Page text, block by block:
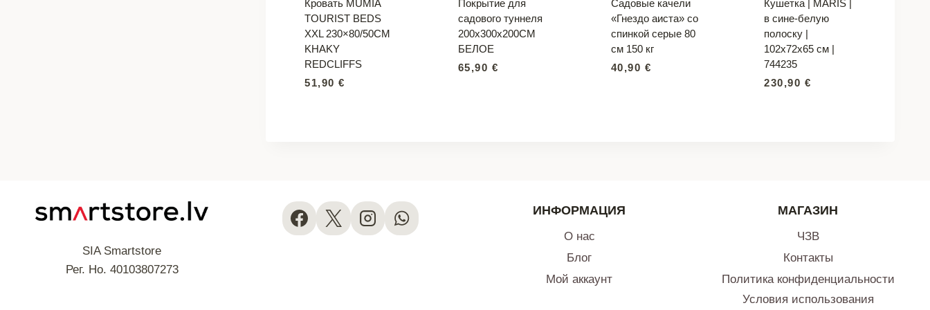
Кровать MUMIA
TOURIST BEDS
XXL 230×80/50CM
KHAKY
REDCLIFFS
51,90€
Покрытие для
садового туннеля
200x300x200CM
БЕЛОЕ
65,90 €
Садовые качели
«Гнездо аиста» со
спинкой серые 80
см 150 кг
40,90 €
Кушетка | MARIS |
в сине-белую
полоску |
102x72x65 см |
744235
230,90 €
SIA Smartstore
Рег. Но. 40103807273
ИНФОРМАЦИЯ
О нас
Блог
Мой аккаунт
МАГАЗИН
ЧЗВ
Контакты
Политика конфиденциальности
Условия использования